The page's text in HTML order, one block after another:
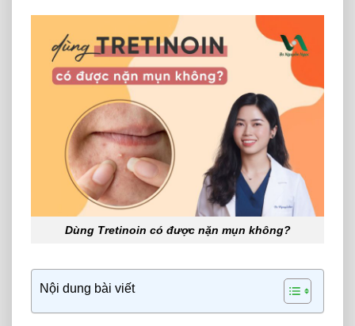
Dùng Tretinoin có được nặn mụn không?
Nội dung bài viết